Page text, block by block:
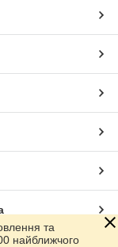
та
найближчого